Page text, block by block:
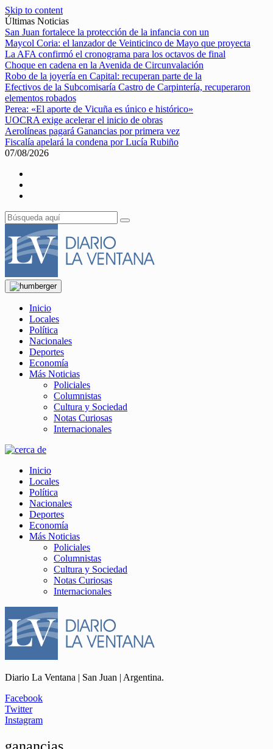
Skip to content
Últimas Noticias
San Juan fortalece la protección de la infancia con un
Maycol Coria: el lanzador de Veinticinco de Mayo que proyecta
La AFA confirmó el cronograma para los octavos de final
Choque en cadena en la Avenida de Circunvalación
Robo de la joyería en Capital: recuperan parte de la
Efectivos de la Subcomisaría Castro de Carpintería, recuperaron
elementos robados
Perea: «El aporte de Vicuña es único e histórico»
UOCRA exige acelerar el inicio de obras
Aerolíneas pagará Ganancias por primera vez
Fiscalía apelará la condena por Lucía Rubiño
07/08/2026
Inicio
Locales
Política
Nacionales
Deportes
Economía
Más Noticias
Policiales
Columnistas
Cultura y Sociedad
Notas Curiosas
Internacionales
Inicio
Locales
Política
Nacionales
Deportes
Economía
Más Noticias
Policiales
Columnistas
Cultura y Sociedad
Notas Curiosas
Internacionales
Diario La Ventana | San Juan | Argentina.
Facebook
Twitter
Instagram